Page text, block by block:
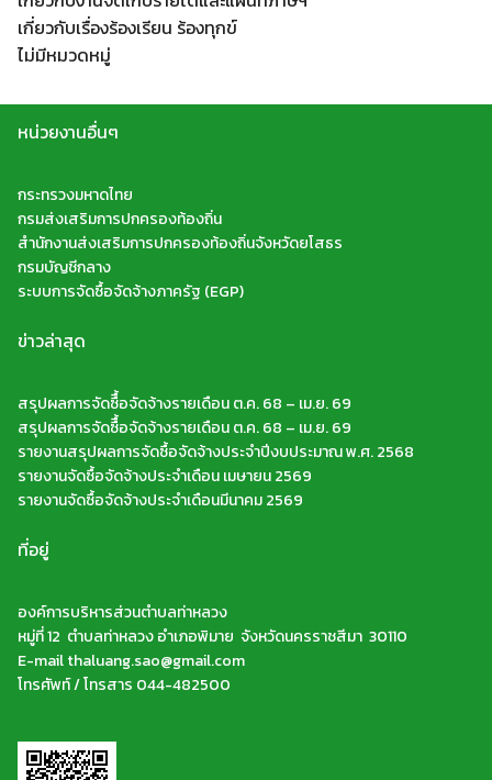
เกี่ยวกับเรื่องร้องเรียน ร้องทุกข์
ไม่มีหมวดหมู่
หน่วยงานอื่นๆ
กระทรวงมหาดไทย
กรมส่งเสริมการปกครองท้องถิ่น
สำนักงานส่งเสริมการปกครองท้องถิ่นจังหวัดยโสธร
กรมบัญชีกลาง
ระบบการจัดซื้อจัดจ้างภาครัฐ (EGP)
ข่าวล่าสุด
สรุปผลการจัดซืื้อจัดจ้างรายเดือน ต.ค. 68 – เม.ย. 69
สรุปผลการจัดซืื้อจัดจ้างรายเดือน ต.ค. 68 – เม.ย. 69
รายงานสรุปผลการจัดซื้อจัดจ้างประจำปีงบประมาณ พ.ศ. 2568
รายงานจัดซื้อจัดจ้างประจำเดือน เมษายน 2569
รายงานจัดซื้อจัดจ้างประจำเดือนมีนาคม 2569
ที่อยู่
องค์การบริหารส่วนตำบลท่าหลวง
หมู่ที่ 12 ตำบลท่าหลวง อำเภอพิมาย จังหวัดนครราชสีมา 30110
E-mail thaluang.sao@gmail.com
โทรศัพท์ / โทรสาร 044-482500